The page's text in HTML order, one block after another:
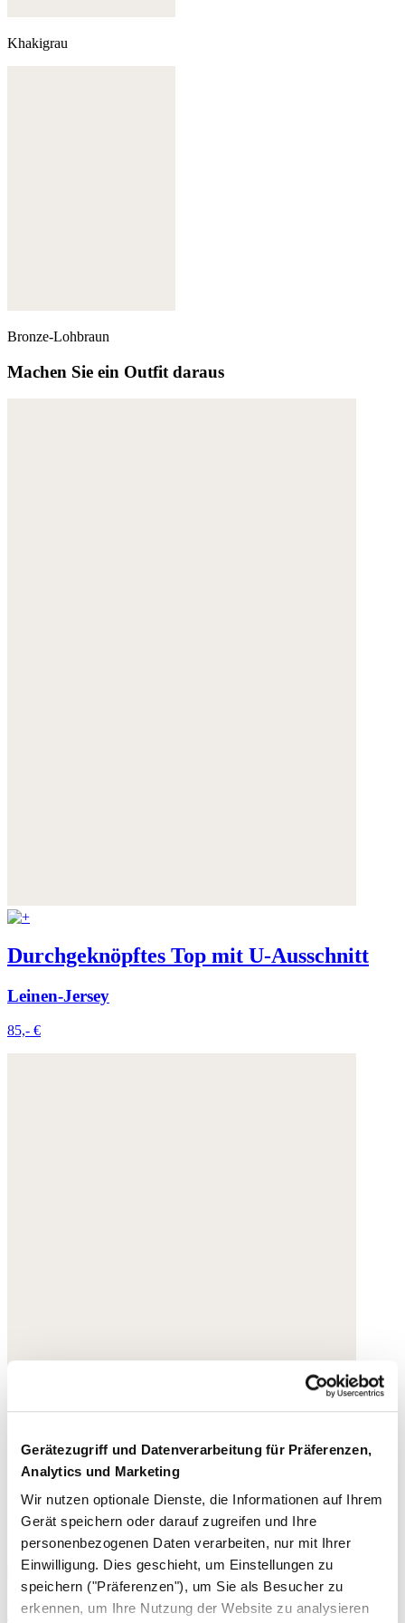
Gerätezugriff und Datenverarbeitung für Präferenzen,
Analytics und Marketing
Wir nutzen optionale Dienste, die Informationen auf Ihrem
Gerät speichern oder darauf zugreifen und Ihre
personenbezogenen Daten verarbeiten, nur mit Ihrer
Einwilligung. Dies geschieht, um Einstellungen zu
speichern ("Präferenzen"), um Sie als Besucher zu
erkennen, um Ihre Nutzung der Website zu analysieren
Khakigrau
Bronze-Lohbraun
Machen Sie ein Outfit daraus
Durchgeknöpftes Top mit U-Ausschnitt
Leinen-Jersey
85,- €
Espadrilles mit gekreuzter Front